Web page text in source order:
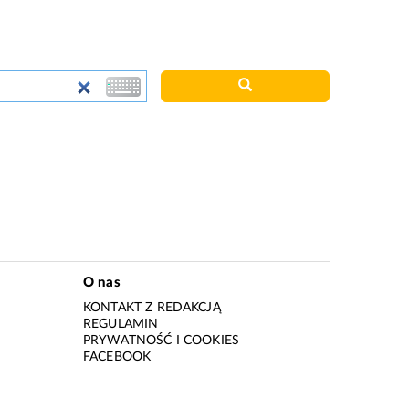
O nas
KONTAKT Z REDAKCJĄ
REGULAMIN
PRYWATNOŚĆ I COOKIES
FACEBOOK